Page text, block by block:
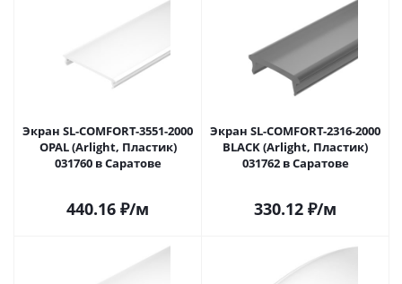
Экран SL-COMFORT-3551-2000
OPAL (Arlight, Пластик)
031760 в Саратове
440.16 ₽/м
Экран SL-COMFORT-2316-2000
BLACK (Arlight, Пластик)
031762 в Саратове
330.12 ₽/м